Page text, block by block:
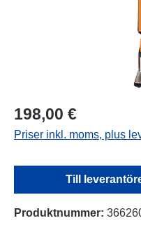
198,00 €
Priser inkl. moms, plus
Till
Produktnummer: